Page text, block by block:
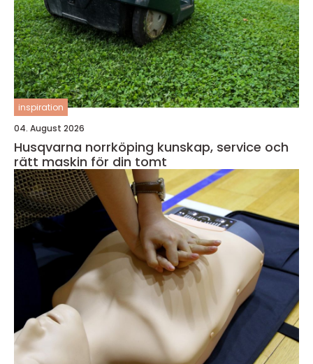
inspiration
04. August 2026
Husqvarna norrköping kunskap, service och
rätt maskin för din tomt